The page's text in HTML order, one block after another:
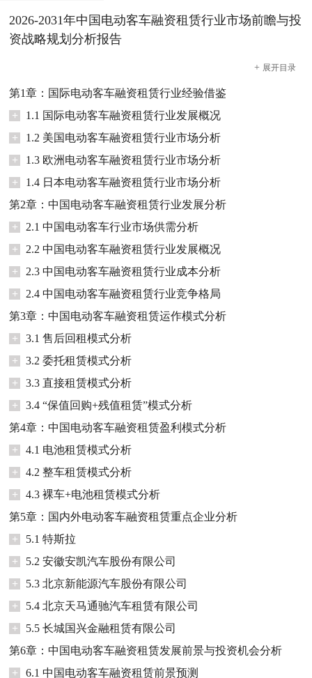
2026-2031年中国电动客车融资租赁行业市场前瞻与投
资战略规划分析报告
+ 展开目录
第1章：国际电动客车融资租赁行业经验借鉴
+
1.1 国际电动客车融资租赁行业发展概况
+
1.2 美国电动客车融资租赁行业市场分析
+
1.3 欧洲电动客车融资租赁行业市场分析
+
1.4 日本电动客车融资租赁行业市场分析
第2章：中国电动客车融资租赁行业发展分析
+
2.1 中国电动客车行业市场供需分析
+
2.2 中国电动客车融资租赁行业发展概况
+
2.3 中国电动客车融资租赁行业成本分析
+
2.4 中国电动客车融资租赁行业竞争格局
第3章：中国电动客车融资租赁运作模式分析
+
3.1 售后回租模式分析
+
3.2 委托租赁模式分析
+
3.3 直接租赁模式分析
+
3.4 “保值回购+残值租赁”模式分析
第4章：中国电动客车融资租赁盈利模式分析
+
4.1 电池租赁模式分析
+
4.2 整车租赁模式分析
+
4.3 裸车+电池租赁模式分析
第5章：国内外电动客车融资租赁重点企业分析
+
5.1 特斯拉
+
5.2 安徽安凯汽车股份有限公司
+
5.3 北京新能源汽车股份有限公司
+
5.4 北京天马通驰汽车租赁有限公司
+
5.5 长城国兴金融租赁有限公司
第6章：中国电动客车融资租赁发展前景与投资机会分析
+
6.1 中国电动客车融资租赁前景预测